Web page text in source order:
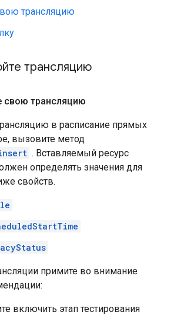
трансляцию
трансляцию
свою трансляцию
в расписание прямых
вызовите метод
. Вставляемый ресурс
определять значения для
свойств.
примите во внимание
включить этап тестирования